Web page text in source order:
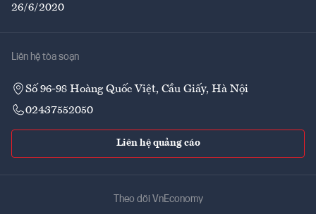
26/6/2020
Liên hệ tòa soạn
Số 96-98 Hoàng Quốc Việt, Cầu Giấy, Hà Nội
02437552050
Liên hệ quảng cáo
Theo dõi VnEconomy